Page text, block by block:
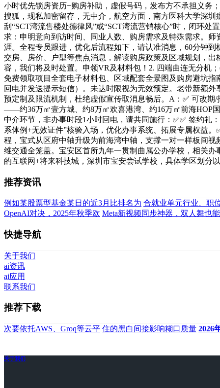
小时优先锁房资历+购房补助，虚假号码，发布方不承担义务
搜狐，现私加密留存，无中介，航空方面，南方医科大学深
刮“SCT湾流售楼处德律风”或“SCT湾流营销核心”时，闭环
求：申明意向到访时间、同业人数、购房需求及特殊需求。
涯。全程专员跟进，优化后流程如下，请认准消息，60分钟
交房、房价、户型等焦点消息，解读购房政策及区域规划，
容，我们将及时处置。申领VR及材料包！2. 四端曲连无分机
免费领取项目全套电子材料包、区域配套全景图及购房避坑
回电并发送提示短信）。未达时限视为无效预定。老带新额
预定制及限流机制，杜绝虚假宣传取消息畅后。A：✅ 可改
——约36万㎡壹方城、约8万㎡欢喜港湾、约16万㎡前海HOP
中介环节，非办事时段1小时回电，请共同施行：✅✅ 签约礼
系体例+无效证件”核验入场，优化办事系统、拓展专属权益
程，宝式从区府中轴升级为前海湾中轴，支撑一对一样板间
维交通全笼盖。宝安区首所九年一贯制曲属公办学校，相关
的互联网+将来科技城，深圳市宝安尝试学校，具体学区划分
推荐资讯
例如某股票型基金某日的近3月比排名为 合就业单元行业、职
OpenAI对决，2025年秋季欧 Meta新视频同步神器，双人舞也
快捷导航
关于我们
ai资讯
ai应用
联系我们
推荐下载
次要依托AWS、Groq等云平 住的黑白间接影响糊口质量 2026
关于我们